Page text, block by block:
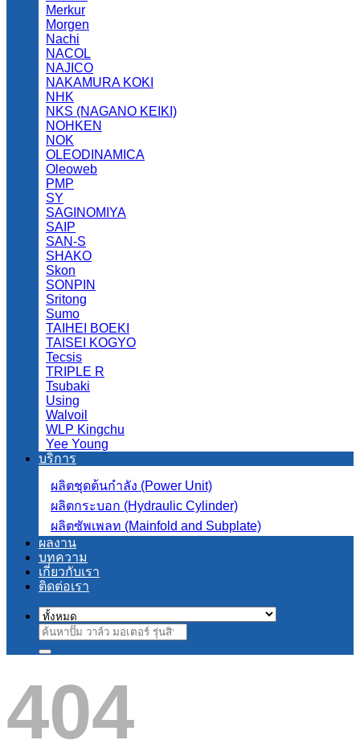
Merkur
Morgen
Nachi
NACOL
NAJICO
NAKAMURA KOKI
NHK
NKS (NAGANO KEIKI)
NOHKEN
NOK
OLEODINAMICA
Oleoweb
PMP
SY
SAGINOMIYA
SAIP
SAN-S
SHAKO
Skon
SONPIN
Sritong
Sumo
TAIHEI BOEKI
TAISEI KOGYO
Tecsis
TRIPLE R
Tsubaki
Using
Walvoil
WLP Kingchu
Yee Young
บริการ
ผลิตชุดต้นกำลัง (Power Unit)
ผลิตกระบอก (Hydraulic Cylinder)
ผลิตซัพเพลท (Mainfold and Subplate)
ผลงาน
บทความ
เกี่ยวกับเรา
ติดต่อเรา
ค้นหา:
404